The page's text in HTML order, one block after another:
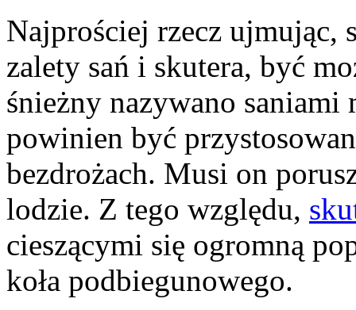
Najprościej rzecz ujmując,
zalety sań i skutera, być
śnieżny nazywano
powinien być
bezdrożach. Musi on
lodzie. Z tego względu,
cieszącymi się ogromną
koła podbiegunowego.